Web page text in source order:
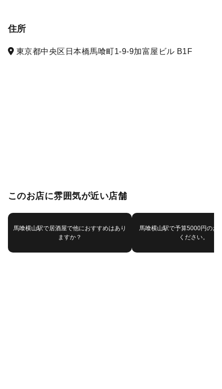
住所
東京都中央区日本橋馬喰町1-9-9加富屋ビル B1F
このお店に雰囲気が近い店舗
馬喰横山駅で居酒屋で他におすすめはあり
ますか？
馬喰横山駅で予算5000円のお
ください。